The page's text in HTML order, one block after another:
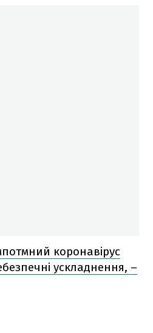
коронавірус
ускладнення, –